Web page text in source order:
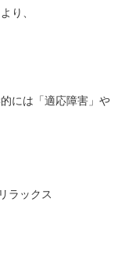
り、
には「適応障害」や
ラックス